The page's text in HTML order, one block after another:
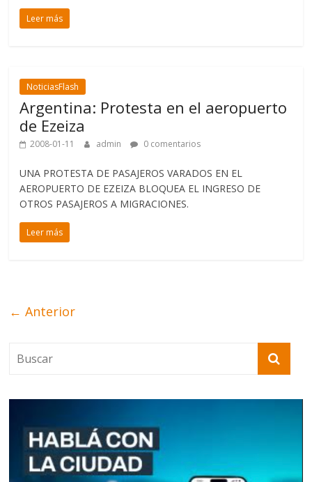
Leer más
NoticiasFlash
Argentina: Protesta en el aeropuerto
de Ezeiza
2008-01-11 admin 0 comentarios
UNA PROTESTA DE PASAJEROS VARADOS EN EL
AEROPUERTO DE EZEIZA BLOQUEA EL INGRESO DE
OTROS PASAJEROS A MIGRACIONES.
Leer más
← Anterior